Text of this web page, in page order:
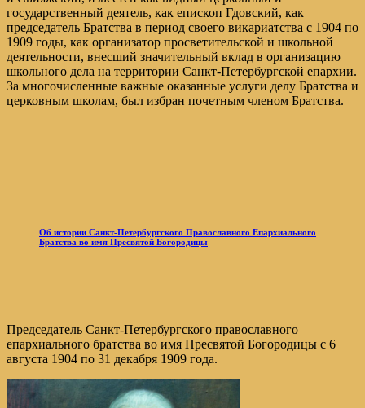
государственный деятель, как епископ Гдовский, как
председатель Братства в период своего викариатства с 1904 по
1909 годы, как организатор просветительской и школьной
деятельности, внесший значительный вклад в организацию
школьного дела на территории Санкт-Петербургской епархии.
За многочисленные важные оказанные услуги делу Братства и
церковным школам, был избран почетным членом Братства.
Об истории Санкт-Петербургского Православного Епархиального
Братства во имя Пресвятой Богородицы
Председатель Санкт-Петербургского православного
епархиального братства во имя Пресвятой Богородицы с 6
августа 1904 по 31 декабря 1909 года.